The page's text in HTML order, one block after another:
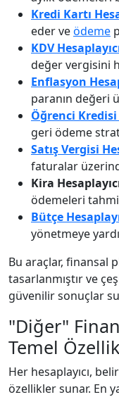
Kredi Kartı
eder veödeme
KDV
değer vergisini
Enflasyon
paranın değeri
Öğrenci Kredisi
geri ödeme
Satış Vergisi
faturalar
Kira
ödemeleri
Bütçe
yönetmeye
Bu araçlar, finansal
tasarlanmıştır ve
güvenilir sonuçlar
"Diğer"
Temel
Her hesaplayıcı,
özellikler sunar. En